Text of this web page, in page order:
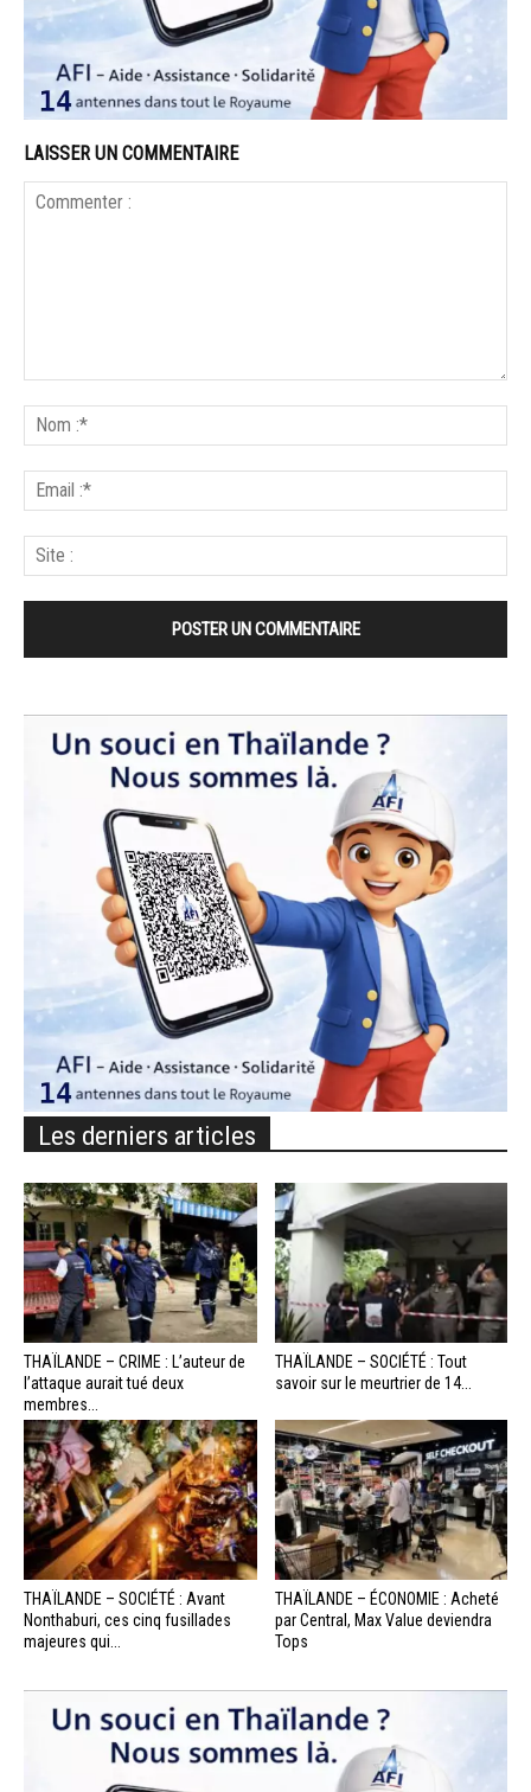
LAISSER UN COMMENTAIRE
Les derniers articles
THAÏLANDE – CRIME : L’auteur de
l’attaque aurait tué deux
membres...
THAÏLANDE – SOCIÉTÉ : Tout
savoir sur le meurtrier de 14...
THAÏLANDE – SOCIÉTÉ : Avant
Nonthaburi, ces cinq fusillades
majeures qui...
THAÏLANDE – ÉCONOMIE : Acheté
par Central, Max Value deviendra
Tops